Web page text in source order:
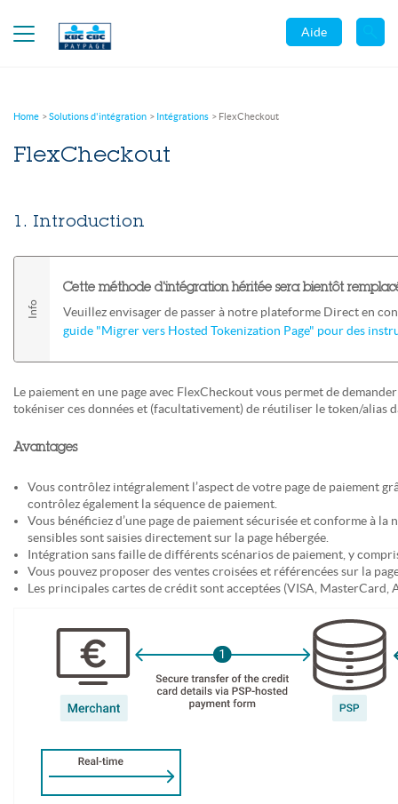
Aide
Home Solutions d'intégration Intégrations FlexCheckout
FlexCheckout
1. Introduction
Cette méthode d'intégration héritée sera bientôt
Veuillez envisager de passer à notre plateforme Direct en
guide "Migrer vers Hosted Tokenization Page" pour des
Le paiement en une page avec FlexCheckout vous permet de
tokéniser ces données et (facultativement) de réutiliser le token/alias
Avantages
Vous contrôlez intégralement l’aspect de votre page de paiement
contrôlez également la séquence de paiement.
Vous bénéficiez d’une page de paiement sécurisée et conforme à
sensibles sont saisies directement sur la page hébergée.
Intégration sans faille de différents scénarios de paiement, y
Vous pouvez proposer des ventes croisées et référencées sur la
Les principales cartes de crédit sont acceptées (VISA, MasterCard,